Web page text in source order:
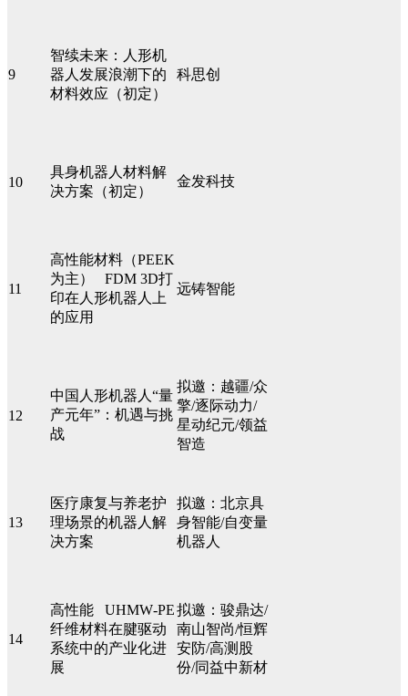
9
智续未来：人形机
器人发展浪潮下的
材料效应（初定）
科思创
10
具身机器人材料解
决方案（初定）
金发科技
11
高性能材料（PEEK
为主） FDM 3D打
印在人形机器人上
的应用
远铸智能
12
中国人形机器人“量
产元年”：机遇与挑
战
拟邀：越疆/众
擎/逐际动力/
星动纪元/领益
智造
13
医疗康复与养老护
理场景的机器人解
决方案
拟邀：北京具
身智能/自变量
机器人
14
高性能 UHMW‑PE
纤维材料在腱驱动
系统中的产业化进
展
拟邀：骏鼎达/
南山智尚/恒辉
安防/高测股
份‌/同益中新材